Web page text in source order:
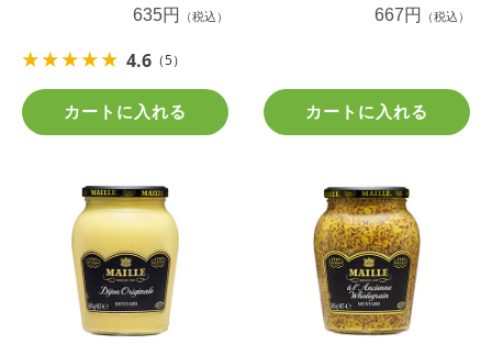
635円
（税込）
4.6 （5）
カートに入れる
667円
（税込）
カートに入れる